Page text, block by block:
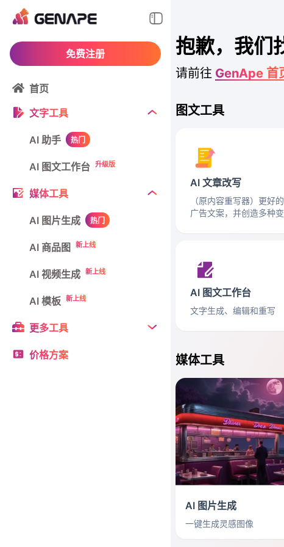
免费注册
首页
文字工具
AI 助手 热门
AI 图文工作台 升级版
媒体工具
AI 图片生成 热门
AI 商品图 新上线
AI 视频生成 新上线
AI 模板 新上线
更多工具
价格方案
抱歉，我们
请前往 GenApe 首
图文工具
AI 文章改写
（原内容重写器）更好
广告文案，并创造多种变
AI 图文工作台
文字生成、编辑和重写
媒体工具
AI 图片生成
一键生成灵感图像